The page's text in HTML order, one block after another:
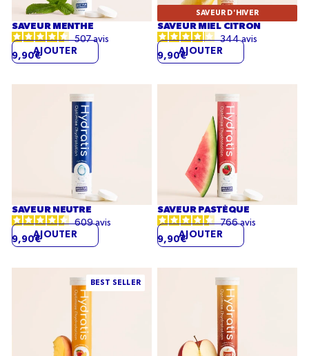
SAVEUR MENTHE
507avis
9,90€AJOUTER
SAVEUR D'HIVER
SAVEUR MIEL CITRON
344avis
9,90€AJOUTER
SAVEUR NEUTRE
609avis
9,90€AJOUTER
SAVEUR PASTÈQUE
766avis
9,90€AJOUTER
BEST SELLER